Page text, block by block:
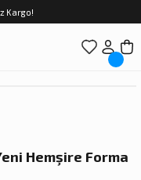
Kargo!
Hemşire Forma